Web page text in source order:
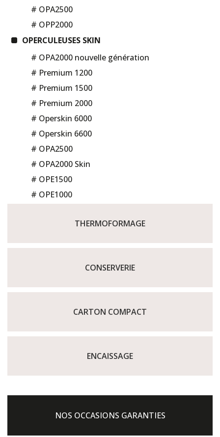
# OPA2500
# OPP2000
OPERCULEUSES SKIN
# OPA2000 nouvelle génération
# Premium 1200
# Premium 1500
# Premium 2000
# Operskin 6000
# Operskin 6600
# OPA2500
# OPA2000 Skin
# OPE1500
# OPE1000
THERMOFORMAGE
CONSERVERIE
CARTON COMPACT
ENCAISSAGE
NOS OCCASIONS GARANTIES